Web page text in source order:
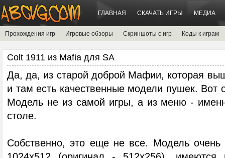
ГЛАВНАЯ СКАЧАТЬ ИГРЫ МЕДИА
Прохождения игр Игровые обзоры Скриншоты с игр Коды к играм
Colt 1911 из Mafia для SA
Да, да, из старой доброй Мафии, которая
и там есть качественные модели пушек. Вот
Модель не из самой игры, а из меню -
столе.
Собственно, это еще не все. Модель очень